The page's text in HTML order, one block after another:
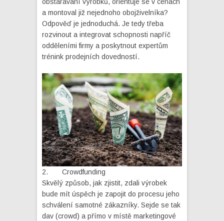
a montoval již nejednoho obojživelníka?
Odpověď je jednoduchá. Je tedy třeba
rozvinout a integrovat schopnosti napříč
odděleními firmy a poskytnout expertům
trénink prodejních dovedností.
2. Crowdfunding
Skvělý způsob, jak zjistit, zdali výrobek
bude mít úspěch je zapojit do procesu jeho
schválení samotné zákazníky. Sejde se tak
dav (crowd) a přímo v místě marketingové